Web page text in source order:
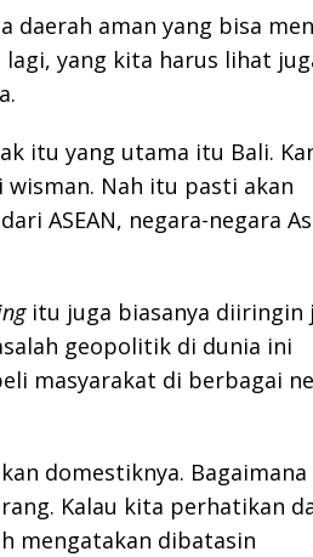
daerah aman yang bisa
yang kita harus lihat
itu yang utama itu Bali.
Nah itu pasti akan
ASEAN, negara-negara
itu juga biasanya diiringin
geopolitik di dunia ini
masyarakat di berbagai
domestiknya. Bagaimana
Kalau kita perhatikan
mengatakan dibatasin